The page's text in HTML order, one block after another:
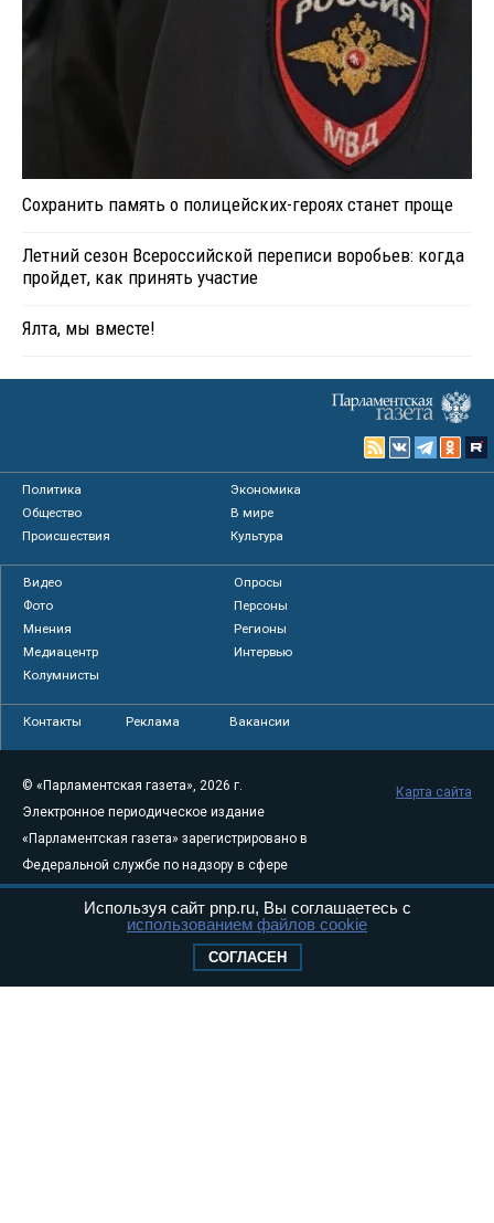
Сохранить память о полицейских-героях станет проще
Летний сезон Всероссийской переписи воробьев: когда
пройдет, как принять участие
Ялта, мы вместе!
Политика
Экономика
Общество
В мире
Происшествия
Культура
Видео
Опросы
Фото
Персоны
Мнения
Регионы
Медиацентр
Интервью
Колумнисты
Контакты Реклама Вакансии
© «Парламентская газета», 2026 г.
Электронное периодическое издание
«Парламентская газета» зарегистрировано в
Федеральной службе по надзору в сфере
связи, информационных технологий и
массовых коммуникаций (Роскомнадзор) 05
Свидетельство о регистрации Эл № ФС77-
Карта сайта
Используя сайт pnp.ru, Вы соглашаетесь с
использованием файлов cookie
СОГЛАСЕН